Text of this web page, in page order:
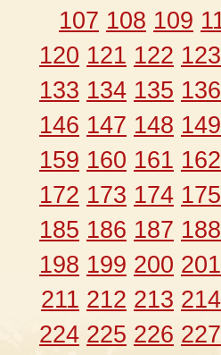
107 108 109
120 121 122 123
133 134 135 136
146 147 148 149
159 160 161 162
172 173 174 175
185 186 187 188
198 199 200 201
211 212 213 214
224 225 226 227